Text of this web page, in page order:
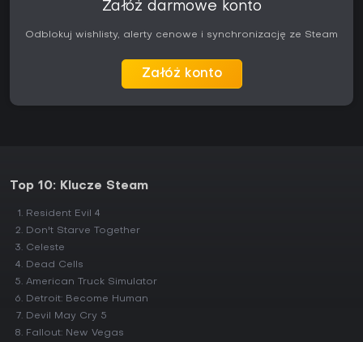
Załóż darmowe konto
Odblokuj wishlisty, alerty cenowe i synchronizację ze Steam
Załóż konto
Top 10: Klucze Steam
Resident Evil 4
Don't Starve Together
Celeste
Dead Cells
American Truck Simulator
Detroit: Become Human
Devil May Cry 5
Fallout: New Vegas